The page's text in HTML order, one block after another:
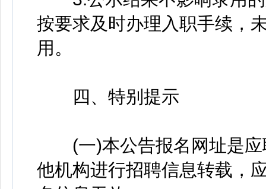
按要求及时办理入职手续，
用。
四、特别提示
(一)本公告报名网址是应
他机构进行招聘信息转载，